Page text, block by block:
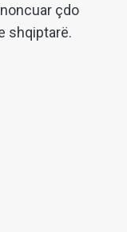
çdo
shqiptarë.